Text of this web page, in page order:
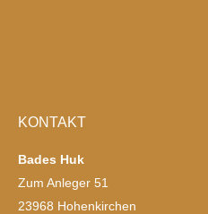
KONTAKT
Bades Huk
Zum Anleger 51
23968 Hohenkirchen